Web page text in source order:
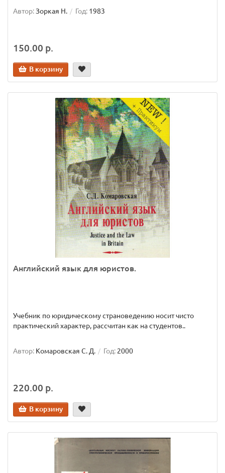
Автор:Зоркая Н. Год: 1983
150.00 р.
В корзину
Английский язык для юристов.
Учебник по юридическому страноведению носит чисто
практический характер, рассчитан как на студентов..
Автор: Комаровская С. Д. Год: 2000
220.00 р.
В корзину